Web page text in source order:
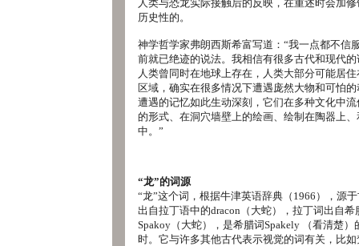
人类与恐龙实际接触后的反映，在重述时会加
历史性的。
神学哲学家弗朗西斯希富写道：“我一点都不信
前就已绝迹的说法。我相信有很多古代和现代
人类曾同时在地球上存在，人类大部分可能居
区域，确实在很多情况下遭遇庞然大物和可怕
遭遇的记忆如此生动深刻，它们在多种文化中
的形式、在洞穴墙壁上的绘画、绘制在陶器上
中。”
“龙”的词源
“龙”这个词，根据牛津英语辞典（1966），源
出自拉丁语中的dracon（大蛇），拉丁词出自希
Spakoy（大蛇），是希腊词Spakely （看清楚）
时。它与许多其他古代表示视觉的词有关，比如